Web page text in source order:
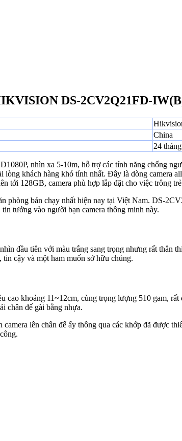
DS-2CV2Q21FD-
China
24 tháng
nhìn xa 5-10m, hỗ trợ các tính năng chống
lòng khách hàng khó tính nhất. Đây là dòng
tới 128GB, camera phù hợp lắp đặt cho việc trông
phòng bán chạy nhất hiện nay tại Việt Nam. DS-
tưởng vào người bạn camera thông minh này.
đầu tiên với màu trắng sang trọng nhưng rất thân
cậy và một ham muốn sở hữu chúng.
khoảng 11~12cm, cùng trọng lượng 510 gam,
chân đế gài bằng nhựa.
lên chân đế ấy thông qua các khớp đã được